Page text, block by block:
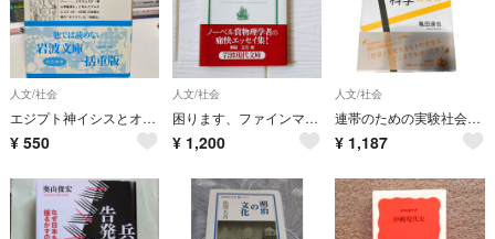
人文/社会
エジプト神イシスとオシリスの伝説について プルタルコス
¥ 550
人文/社会
困ります、ファインマンさん R.P.ファインマン 岩波現代文庫【帯付】エッセイ
¥ 1,200
人文/社会
連帯のための実験社会科学
¥ 1,187